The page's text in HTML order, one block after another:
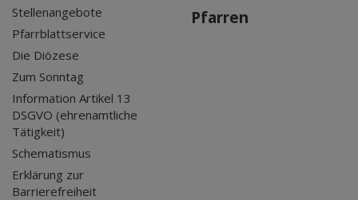
Stellenangebote
Pfarrblattservice
Die Diözese
Zum Sonntag
Information Artikel 13
DSGVO (ehrenamtliche
Tätigkeit)
Schematismus
Erklärung zur
Barrierefreiheit
Pfarren